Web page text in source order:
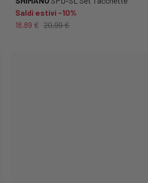
Saldi estivi -10%
18,89 € 20,99 €